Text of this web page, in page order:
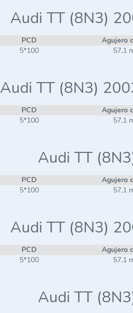
Audi TT (8N3)
PCD Agujero
5*100 57,1
Audi TT (8N3)
PCD Agujero
5*100 57,1
Audi TT
PCD Agujero
5*100 57,1
Audi TT (8N3)
PCD Agujero
5*100 57,1
Audi TT